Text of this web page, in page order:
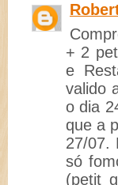
+ 2
e
valido
o dia
que a
27/07.
só
(petit